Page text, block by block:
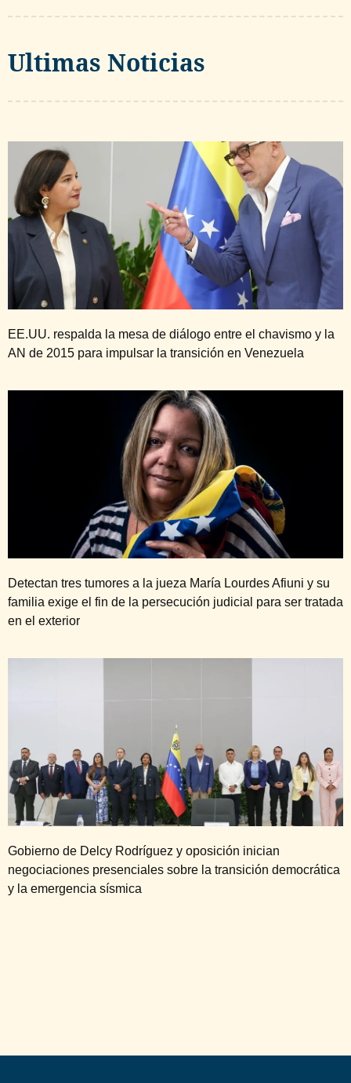
Ultimas Noticias
EE.UU. respalda la mesa de diálogo entre el chavismo y la
AN de 2015 para impulsar la transición en Venezuela
Detectan tres tumores a la jueza María Lourdes Afiuni y su
familia exige el fin de la persecución judicial para ser tratada
en el exterior
Gobierno de Delcy Rodríguez y oposición inician
negociaciones presenciales sobre la transición democrática
y la emergencia sísmica